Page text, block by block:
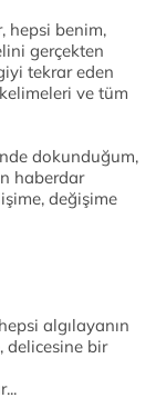
hepsi benim,
gerçekten
tekrar eden
ve tüm
dokunduğum,
haberdar
değişime
algılayanın
delicesine bir